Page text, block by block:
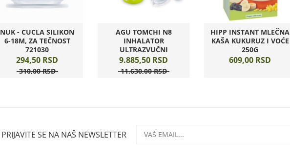
NUK - CUCLA SILIKON
6-18M, ZA TEČNOST
721030
294,50 RSD
310,00 RSD
AGU TOMCHI N8
INHALATOR
ULTRAZVUČNI
9.885,50 RSD
11.630,00 RSD
HIPP INSTANT MLEČNA
KAŠA KUKURUZ I VOĆE
250G
609,00 RSD
PRIJAVITE SE NA NAŠ NEWSLETTER